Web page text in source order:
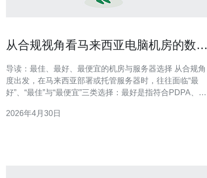
从合规视角看马来西亚电脑机房的数据
导读：最佳、最好、最便宜的机房与服务器选择 从合规角
度出发，在马来西亚部署或托管服务器时，往往面临“最
好”、“最佳”与“最便宜”三类选择：最好是指符合PDPA、通
等级互联机房；最佳通常是性价比平衡的合规型机房（基
2026年4月30日